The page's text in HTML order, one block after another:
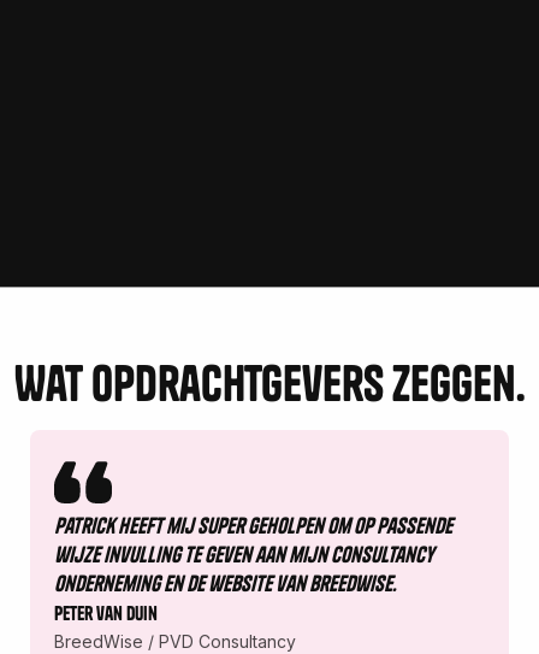
Wat opdrachtgevers zeggen.
Patrick heeft mij super geholpen om op passende
wijze invulling te geven aan mijn consultancy
onderneming en de website van Breedwise.
Peter van duin
BreedWise / PVD Consultancy